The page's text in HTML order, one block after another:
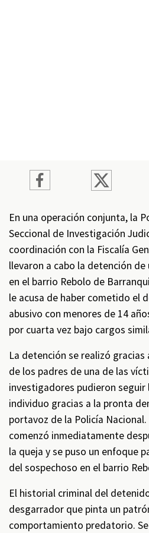
En una operación conjunta, la
Seccional de Investigación
coordinación con la Fiscalía
llevaron a cabo la detención
en el barrio Rebolo de
le acusa de haber cometido el
abusivo con menores de 14
por cuarta vez bajo cargos
La detención se realizó
de los padres de una de las
investigadores pudieron
individuo gracias a la pronta
portavoz de la Policía
comenzó inmediatamente
la queja y se puso un enfoque
del sospechoso en el barrio
El historial criminal del
desgarrador que pinta un
comportamiento predatorio.